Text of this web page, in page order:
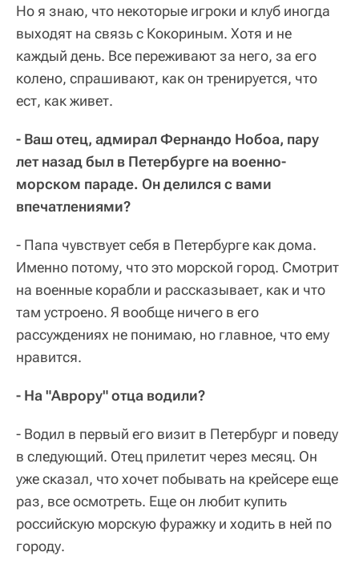
Но я знаю, что некоторые игроки и клуб иногда
выходят на связь с Кокориным. Хотя и не
каждый день. Все переживают за него, за его
колено, спрашивают, как он тренируется, что
ест, как живет.
- Ваш отец, адмирал Фернандо Нобоа, пару
лет назад был в Петербурге на военно-
морском параде. Он делился с вами
впечатлениями?
- Папа чувствует себя в Петербурге как дома.
Именно потому, что это морской город. Смотрит
на военные корабли и рассказывает, как и что
там устроено. Я вообще ничего в его
рассуждениях не понимаю, но главное, что ему
нравится.
- На "Аврору" отца водили?
- Водил в первый его визит в Петербург и поведу
в следующий. Отец прилетит через месяц. Он
уже сказал, что хочет побывать на крейсере еще
раз, все осмотреть. Еще он любит купить
российскую морскую фуражку и ходить в ней по
городу.